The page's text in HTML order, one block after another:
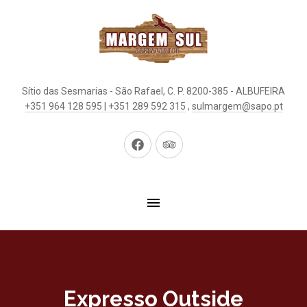
Sítio das Sesmarias - São Rafael, C. P. 8200-385 - ALBUFEIRA
+351 964 128 595 | +351 289 592 315 , sulmargem@sapo.pt
New
New
Expresso Outside